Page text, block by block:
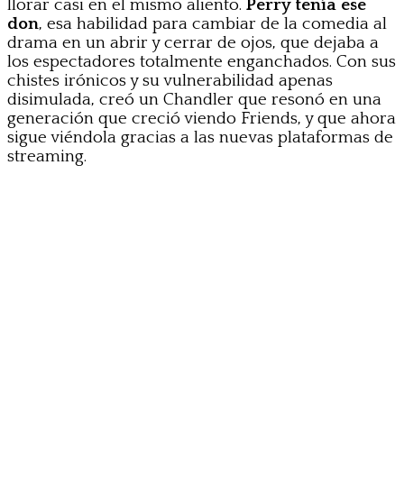
llorar casi en el mismo aliento. Perry tenía ese
don, esa habilidad para cambiar de la comedia al
drama en un abrir y cerrar de ojos, que dejaba a
los espectadores totalmente enganchados. Con sus
chistes irónicos y su vulnerabilidad apenas
disimulada, creó un Chandler que resonó en una
generación que creció viendo Friends, y que ahora
sigue viéndola gracias a las nuevas plataformas de
streaming.